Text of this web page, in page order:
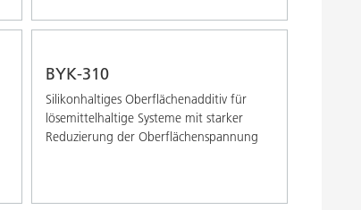
BYK-310
Silikonhaltiges Oberflächenadditiv für
lösemittelhaltige Systeme mit starker
Reduzierung der Oberflächenspannung